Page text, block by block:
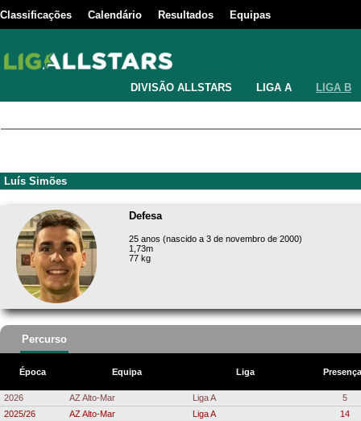
Classificações Calendário Resultados Equipas
DIVISÃO ALLSTARS LIGA A LIGA B
Luís Simões
Defesa
25 anos (nascido a 3 de novembro de 2000)
1,73m
77 kg
Percurso
Época Equipa Liga
2026 AZ Alto-Mar Liga A
5
2025/26
AZ Alto-Mar Liga A
14